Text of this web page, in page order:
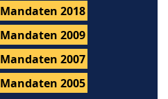
Mandaten 2018
Mandaten 2009
Mandaten 2007
Mandaten 2005